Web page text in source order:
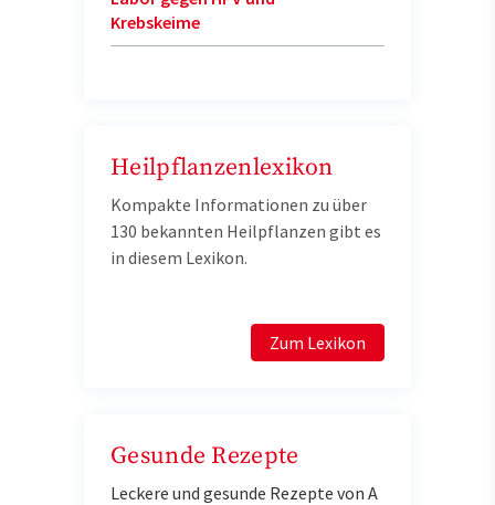
Krebskeime
Heilpflanzenlexikon
Kompakte Informationen zu über
130 bekannten Heilpflanzen gibt es
in diesem Lexikon.
Zum Lexikon
Gesunde Rezepte
Leckere und gesunde Rezepte von A